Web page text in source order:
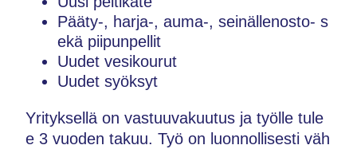
Pääty-, harja-, auma-, seinällenosto- s
ekä piipunpellit
Uudet vesikourut
Uudet syöksyt
Yrityksellä on vastuuvakuutus ja työlle tule
e 3 vuoden takuu. Työ on luonnollisesti väh